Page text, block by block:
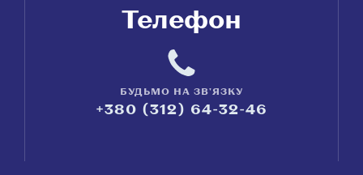
Телефон
БУДЬМО НА ЗВ'ЯЗКУ
+380 (312) 64-32-46